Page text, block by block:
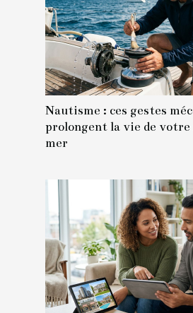
Nautisme : ces gestes
prolongent la vie de
mer